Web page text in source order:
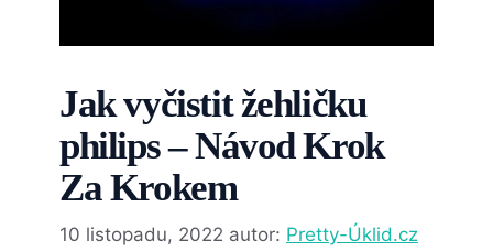
Jak vyčistit žehličku
philips – Návod Krok
Za Krokem
10 listopadu, 2022 autor: Pretty-Úklid.cz